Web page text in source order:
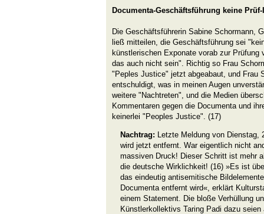
Documenta-Geschäftsführung keine
Die Geschäftsführerin Sabine Schormann,
ließ mitteilen, die Geschäftsführung sei
künstlerischen Exponate vorab zur Prüfung
das auch nicht sein". Richtig so Frau
"Peples Justice" jetzt abgeabaut, und Frau
entschuldigt, was in meinen Augen
weitere "Nachtreten", und die Medien
Kommentaren gegen die Documenta und
keinerlei "Peoples Justice". (17)
Nachtrag: Letzte Meldung von Dienstag,
wird jetzt entfernt. War eigentlich nicht
massiven Druck! Dieser Schritt ist mehr
die deutsche Wirklichkeit! (16) »Es ist
das eindeutig antisemitische
Documenta entfernt wird«, erklärt
einem Statement. Die bloße Verhüllung
Künstlerkollektivs Taring Padi dazu